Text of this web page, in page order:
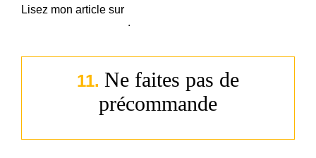
Lisez mon article sur
.
11. Ne faites pas de
précommande